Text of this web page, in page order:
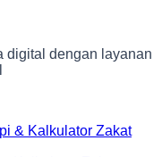
digital dengan layanan